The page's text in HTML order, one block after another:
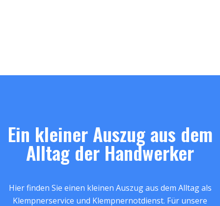
Ein kleiner Auszug aus dem
Alltag der Handwerker
Hier finden Sie einen kleinen Auszug aus dem Alltag als
Klempnerservice und Klempnernotdienst. Für unsere